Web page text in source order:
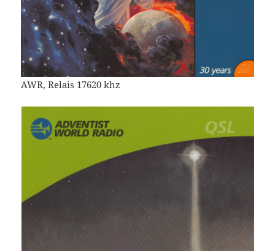
AWR, Relais 17620 khz